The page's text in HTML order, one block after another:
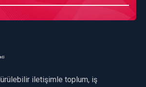
iletişimle toplum, iş